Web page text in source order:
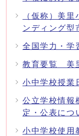
（仮称）美
ンディング型
全国学力・学
教育要覧 美
小中学校授業
公立学校情報
定・公表につ
小中学校使用